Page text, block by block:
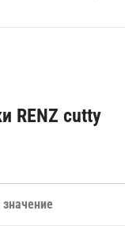
RENZ cutty
значение